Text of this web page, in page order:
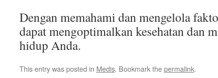
Dengan memahami dan mengelola
dapat mengoptimalkan kesehatan dan
hidup Anda.
This entry was posted in Medis. Bookmark thepermalink.